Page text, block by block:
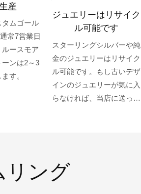
産
タムゴール
常7営業日
ースモア
ーンは2～3
す。
ジュエリーはリサイク
ル可能です
スターリングシルバーや純
金のジュエリーはリサイク
ル可能です。もし古いデザ
インのジュエリーが気に入
らなければ、当店に送って
リング